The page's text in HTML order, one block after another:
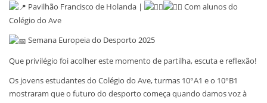
Pavilhão Francisco de Holanda |
Com alunos do
Colégio do Ave
Semana Europeia do Desporto 2025
Que privilégio foi acolher este momento de partilha, escuta e reflexão!
Os jovens estudantes do Colégio do Ave, turmas 10°A1 e o 10°B1
mostraram que o futuro do desporto começa quando damos voz à